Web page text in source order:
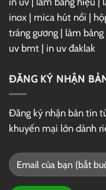
inox | mica hút nổi |
tráng gương | làm
uv bmt | in uv đaklak
ĐĂNG KÝ NHẬN
Đăng ký nhận bản tin
khuyến mại lớn dành